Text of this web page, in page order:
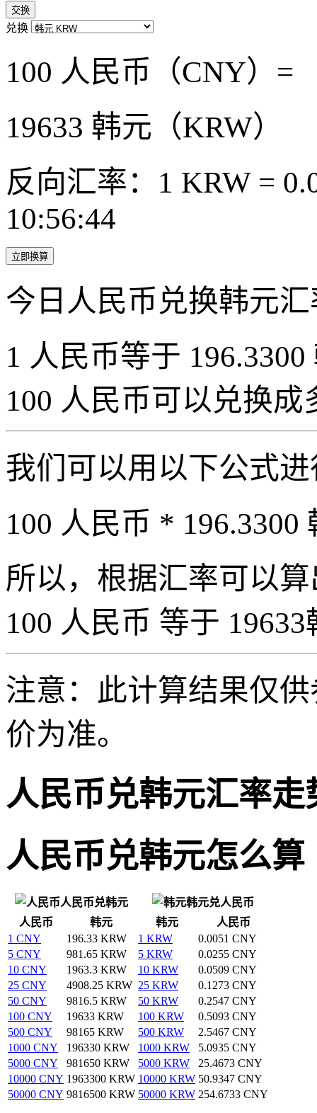
交换
兑换
100 人民币（CNY）=
19633 韩元（KRW）
反向汇率：1 KRW =
10:56:44
立即换算
今日人民币兑换韩元
1 人民币等于
100 人民币可以兑换成
我们可以用以下公式
100 人民币 * 196.3300
所以，根据汇率可以
100 人民币 等于
注意：此计算结果仅
价为准。
人民币兑韩元汇率走
人民币兑韩元怎么算
人民币兑韩元
韩元兑人民币
人民币
韩元 韩元
人民币
1 CNY
196.33 KRW 1 KRW
0.0051 CNY
5 CNY
981.65 KRW 5 KRW
0.0255 CNY
10 CNY
1963.3 KRW 10 KRW
0.0509 CNY
25 CNY
4908.25 KRW 25 KRW
0.1273 CNY
50 CNY
9816.5 KRW 50 KRW
0.2547 CNY
100 CNY
19633 KRW 100 KRW
0.5093 CNY
500 CNY
98165 KRW 500 KRW
2.5467 CNY
1000 CNY
196330 KRW 1000 KRW
5.0935 CNY
5000 CNY
981650 KRW 5000 KRW
25.4673 CNY
10000 CNY 1963300 KRW 10000 KRW 50.9347 CNY
50000 CNY 9816500 KRW 50000 KRW 254.6733 CNY